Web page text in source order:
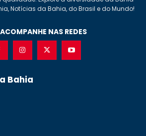
Notícias da Bahia, do Brasil e do Mundo!
NAS REDES
Bahia